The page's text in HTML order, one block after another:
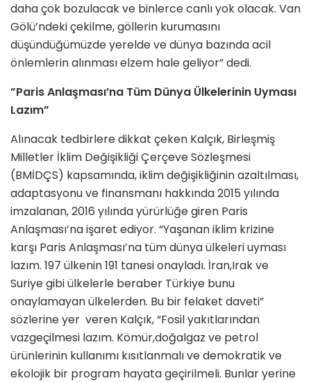
daha çok bozulacak ve binlerce canlı yok olacak. Van
Gölü’ndeki çekilme, göllerin kurumasını
düşündüğümüzde yerelde ve dünya bazında acil
önlemlerin alınması elzem hale geliyor” dedi.
”Paris Anlaşması’na Tüm Dünya Ülkelerinin Uyması
Lazım”
Alınacak tedbirlere dikkat çeken Kalçık, Birleşmiş
Milletler İklim Değişikliği Çerçeve Sözleşmesi
(BMİDÇS) kapsamında, iklim değişikliğinin azaltılması,
adaptasyonu ve finansmanı hakkında 2015 yılında
imzalanan, 2016 yılında yürürlüğe giren Paris
Anlaşması’na işaret ediyor. “Yaşanan iklim krizine
karşı Paris Anlaşması’na tüm dünya ülkeleri uyması
lazım. 197 ülkenin 191 tanesi onayladı. İran,Irak ve
Suriye gibi ülkelerle beraber Türkiye bunu
onaylamayan ülkelerden. Bu bir felaket daveti”
sözlerine yer veren Kalçık, “Fosil yakıtlarından
vazgeçilmesi lazım. Kömür,doğalgaz ve petrol
ürünlerinin kullanımı kısıtlanmalı ve demokratik ve
ekolojik bir program hayata geçirilmeli. Bunlar yerine